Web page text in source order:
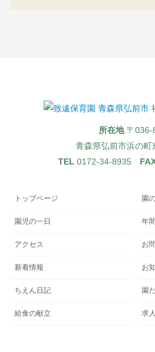
所在地〒036-
青森県弘前市浜の町
TEL 0172-34-8935
トップページ 園
園児の一日 年
アクセス お
新着情報 お
ちえん日記 園
給食の献立 求